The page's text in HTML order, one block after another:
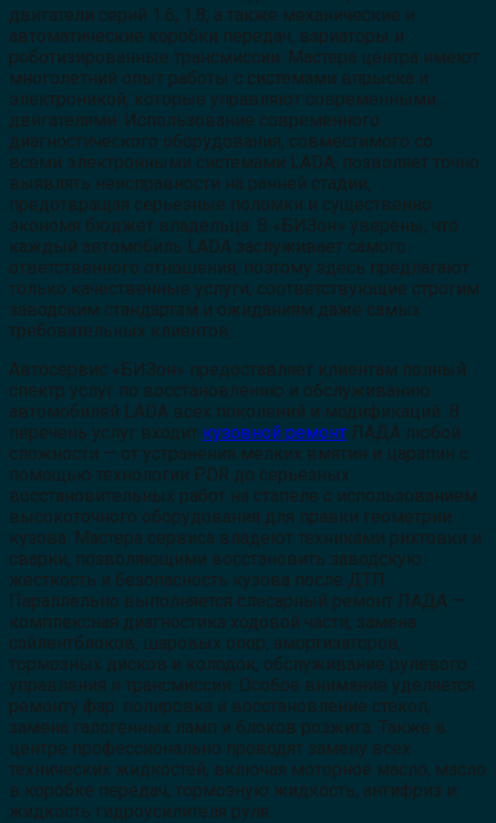
двигатели серий 1.6, 1.8, а также механические и
автоматические коробки передач, вариаторы и
роботизированные трансмиссии. Мастера центра имеют
многолетний опыт работы с системами впрыска и
электроникой, которые управляют современными
двигателями. Использование современного
диагностического оборудования, совместимого со
всеми электронными системами LADA, позволяет точно
выявлять неисправности на ранней стадии,
предотвращая серьезные поломки и существенно
экономя бюджет владельца. В «БИЗон» уверены, что
каждый автомобиль LADA заслуживает самого
ответственного отношения, поэтому здесь предлагают
только качественные услуги, соответствующие строгим
заводским стандартам и ожиданиям даже самых
требовательных клиентов.
Автосервис «БИЗон» предоставляет клиентам полный
спектр услуг по восстановлению и обслуживанию
автомобилей LADA всех поколений и модификаций. В
перечень услуг входит кузовной ремонт ЛАДА любой
сложности — от устранения мелких вмятин и царапин с
помощью технологии PDR до серьезных
восстановительных работ на стапеле с использованием
высокоточного оборудования для правки геометрии
кузова. Мастера сервиса владеют техниками рихтовки и
сварки, позволяющими восстановить заводскую
жесткость и безопасность кузова после ДТП.
Параллельно выполняется слесарный ремонт ЛАДА —
комплексная диагностика ходовой части, замена
сайлентблоков, шаровых опор, амортизаторов,
тормозных дисков и колодок, обслуживание рулевого
управления и трансмиссии. Особое внимание уделяется
ремонту фар: полировка и восстановление стекол,
замена галогенных ламп и блоков розжига. Также в
центре профессионально проводят замену всех
технических жидкостей, включая моторное масло, масло
в коробке передач, тормозную жидкость, антифриз и
жидкость гидроусилителя руля.